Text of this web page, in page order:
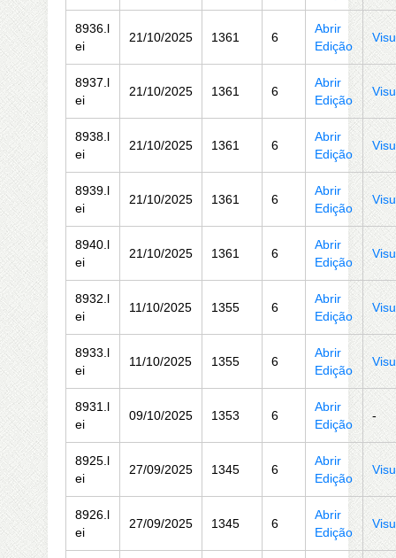
8936.l
ei
21/10/2025 1361 6
Abrir
Edição
8937.l
ei
21/10/2025 1361 6
Abrir
Edição
8938.l
ei
21/10/2025 1361 6
Abrir
Edição
8939.l
ei
21/10/2025 1361 6
Abrir
Edição
8940.l
ei
21/10/2025 1361 6
Abrir
Edição
8932.l
ei
11/10/2025 1355 6
Abrir
Edição
8933.l
ei
11/10/2025 1355 6
Abrir
Edição
8931.l
ei
09/10/2025 1353 6
Abrir
Edição
-
8925.l
ei
27/09/2025 1345 6
Abrir
Edição
8926.l
ei
27/09/2025 1345 6
Abrir
Edição